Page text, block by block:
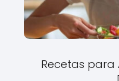
Recetas para